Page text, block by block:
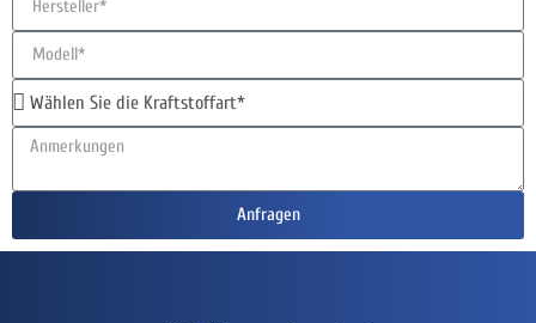
Anfragen